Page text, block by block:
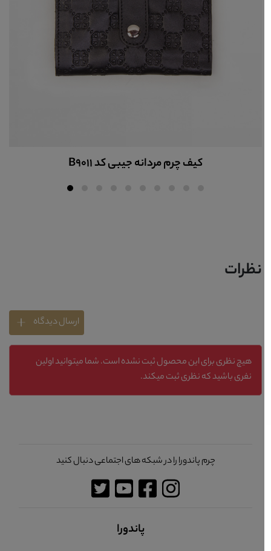
کیف چرم مردانه جیبی کد B9011
نظرات
ارسال دیدگاه
هیچ نظری برای این محصول ثبت نشده است. شما میتوانید اولین
نفری باشید که نظری ثبت میکند.
چرم پاندورا را در شبکه های اجتماعی دنبال کنید
پاندورا